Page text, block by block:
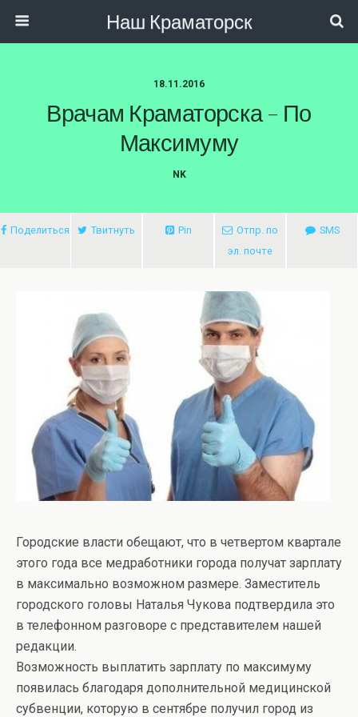
Наш Краматорск
18.11.2016
Врачам Краматорска – По
Максимуму
NK
Поделиться Твитнуть Pin
Отпр. по
эл. почте
SMS
Городские власти обещают, что в четвертом квартале
этого года все медработники города получат зарплату
в максимально возможном размере. Заместитель
городского головы Наталья Чукова подтвердила это
в телефонном разговоре с представителем нашей
редакции.
Возможность выплатить зарплату по максимуму
появилась благодаря дополнительной медицинской
субвенции, которую в сентябре получил город из